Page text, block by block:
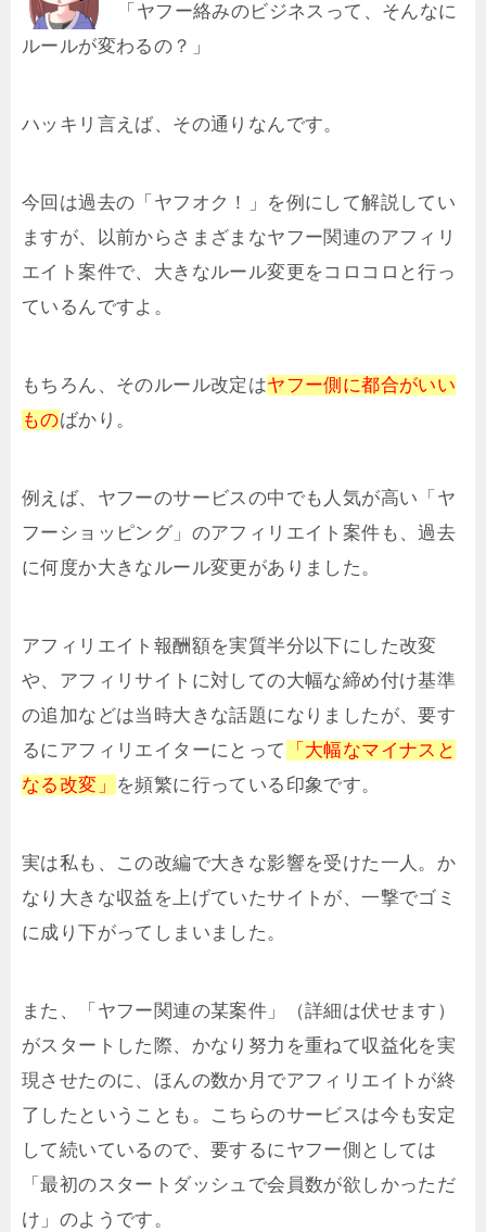
「ヤフー絡みのビジネスって、そんなに
ルールが変わるの？」
ハッキリ言えば、その通りなんです。
今回は過去の「ヤフオク！」を例にして解説してい
ますが、以前からさまざまなヤフー関連のアフィリ
エイト案件で、大きなルール変更をコロコロと行っ
ているんですよ。
もちろん、そのルール改定はヤフー側に都合がいい
ものばかり。
例えば、ヤフーのサービスの中でも人気が高い「ヤ
フーショッピング」のアフィリエイト案件も、過去
に何度か大きなルール変更がありました。
アフィリエイト報酬額を実質半分以下にした改変
や、アフィリサイトに対しての大幅な締め付け基準
の追加などは当時大きな話題になりましたが、要す
るにアフィリエイターにとって
「大幅なマイナスと
なる改変」
を頻繁に行っている印象です。
実は私も、この改編で大きな影響を受けた一人。か
なり大きな収益を上げていたサイトが、一撃でゴミ
に成り下がってしまいました。
また、「ヤフー関連の某案件」（詳細は伏せます）
がスタートした際、かなり努力を重ねて収益化を実
現させたのに、ほんの数か月でアフィリエイトが終
了したということも。こちらのサービスは今も安定
して続いているので、要するにヤフー側としては
「最初のスタートダッシュで会員数が欲しかっただ
け」のようです。